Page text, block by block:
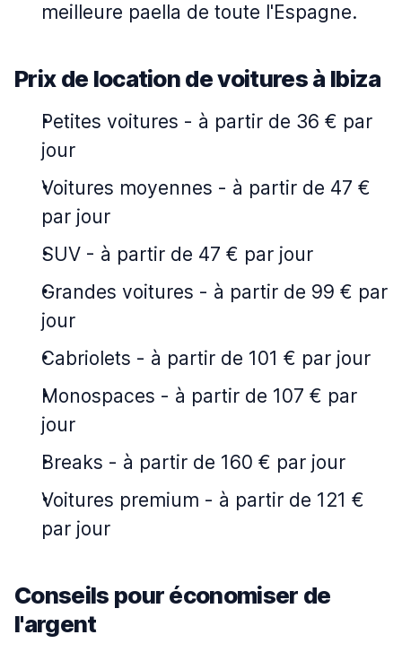
meilleure paella de toute l'Espagne.
Prix de location de voitures à Ibiza
Petites voitures - à partir de 36 € par
jour
Voitures moyennes - à partir de 47 €
par jour
SUV - à partir de 47 € par jour
Grandes voitures - à partir de 99 € par
jour
Cabriolets - à partir de 101 € par jour
Monospaces - à partir de 107 € par
jour
Breaks - à partir de 160 € par jour
Voitures premium - à partir de 121 €
par jour
Conseils pour économiser de
l'argent